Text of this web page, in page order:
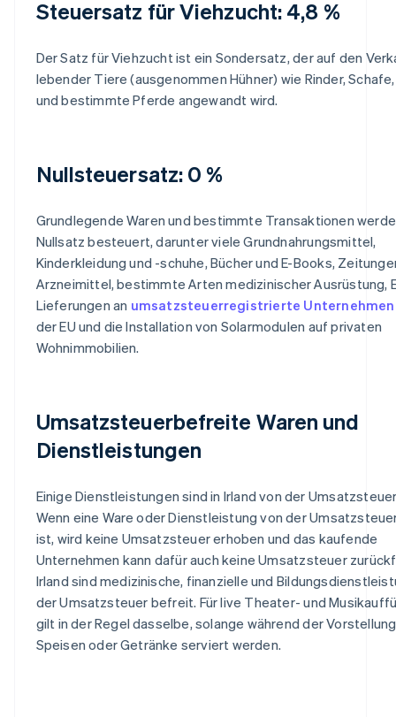
Steuersatz für Viehzucht: 4,8 %
Der Satz für Viehzucht ist ein Sondersatz, der auf den
lebender Tiere (ausgenommen Hühner) wie Rinder,
und bestimmte Pferde angewandt wird.
Nullsteuersatz: 0 %
Grundlegende Waren und bestimmte Transaktionen
Nullsatz besteuert, darunter viele Grundnahrungsmittel,
Kinderkleidung und -schuhe, Bücher und E-Books,
Arzneimittel, bestimmte Arten medizinischer Ausrüstung,
Lieferungen an umsatzsteuerregistrierte Unternehmen
der EU und die Installation von Solarmodulen auf privaten
Wohnimmobilien.
Umsatzsteuerbefreite Waren und
Dienstleistungen
Einige Dienstleistungen sind in Irland von der
Wenn eine Ware oder Dienstleistung von der
ist, wird keine Umsatzsteuer erhoben und das kaufende
Unternehmen kann dafür auch keine Umsatzsteuer
Irland sind medizinische, finanzielle und
der Umsatzsteuer befreit. Für live Theater- und
gilt in der Regel dasselbe, solange während der
Speisen oder Getränke serviert werden.